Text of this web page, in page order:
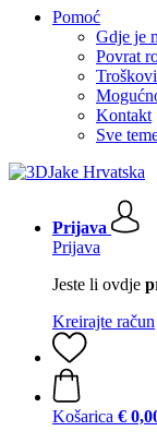
Pomoć
Gdje je
Povrat
Kontakt
Sve
Prijava
Prijava
Jeste li ovdje
Kreirajte račun
Košarica €